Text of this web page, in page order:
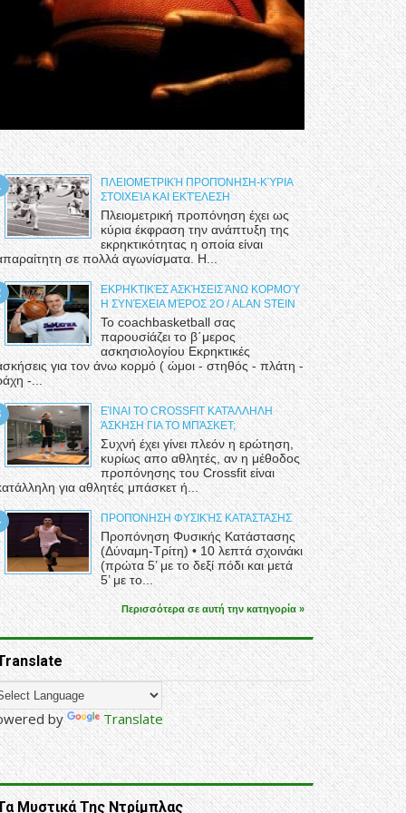
ΠΛΕΙΟΜΕΤΡΙΚΉ ΠΡΟΠΌΝΗΣΗ-ΚΎΡΙΑ
ΣΤΟΙΧΕΊΑ ΚΑΙ ΕΚΤΈΛΕΣΗ
Πλειομετρική προπόνηση έχει ως
κύρια έκφραση την ανάπτυξη της
εκρηκτικότητας η οποία είναι
σε πολλά αγωνίσματα. Η...
ΕΚΡΗΚΤΙΚΈΣ ΑΣΚΉΣΕΙΣ ΆΝΩ ΚΟΡΜΟΎ
Η ΣΥΝΈΧΕΙΑ ΜΈΡΟΣ 2Ο / ALAN STEIN
Το coachbasketball σας
παρουσίάζει το β΄μερος
ασκησιολογίου Εκρηκτικές
για τον άνω κορμό ( ώμοι - στηθός - πλάτη -
-...
ΕΊΝΑΙ ΤΟ CROSSFIT ΚΑΤΆΛΛΗΛΗ
ΆΣΚΗΣΗ ΓΙΑ ΤΟ ΜΠΆΣΚΕΤ;
Συχνή έχει γίνει πλεόν η ερώτηση,
κυρίως απο αθλητές, αν η μέθοδος
προπόνησης του Crossfit είναι
για αθλητές μπάσκετ ή...
ΠΡΟΠΌΝΗΣΗ ΦΥΣΙΚΉΣ ΚΑΤΆΣΤΑΣΗΣ
Προπόνηση Φυσικής Κατάστασης
(Δύναμη-Τρίτη) • 10 λεπτά σχοινάκι
(πρώτα 5’ με το δεξί πόδι και μετά
5’ με το...
Περισσότερα σε αυτή την κατηγορία »
by Translate
Μυστικά Της Ντρίμπλας